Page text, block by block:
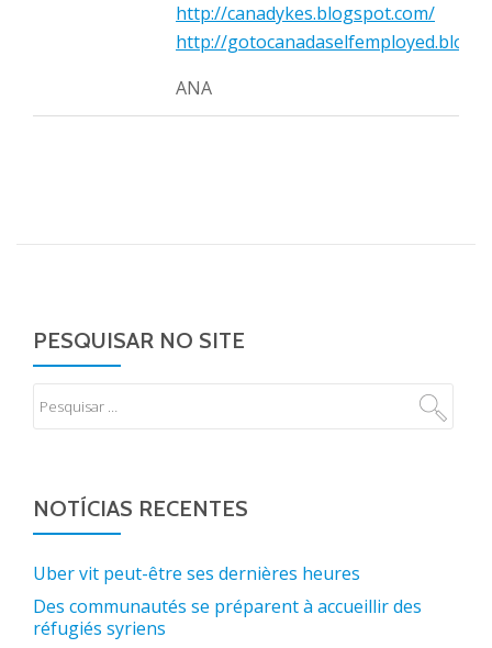
http://canadykes.blogspot.com/
http://
ANA
PESQUISAR NO SITE
NOTÍCIAS RECENTES
Uber vit peut-être ses dernières heures
Des communautés se préparent à accueillir des
réfugiés syriens